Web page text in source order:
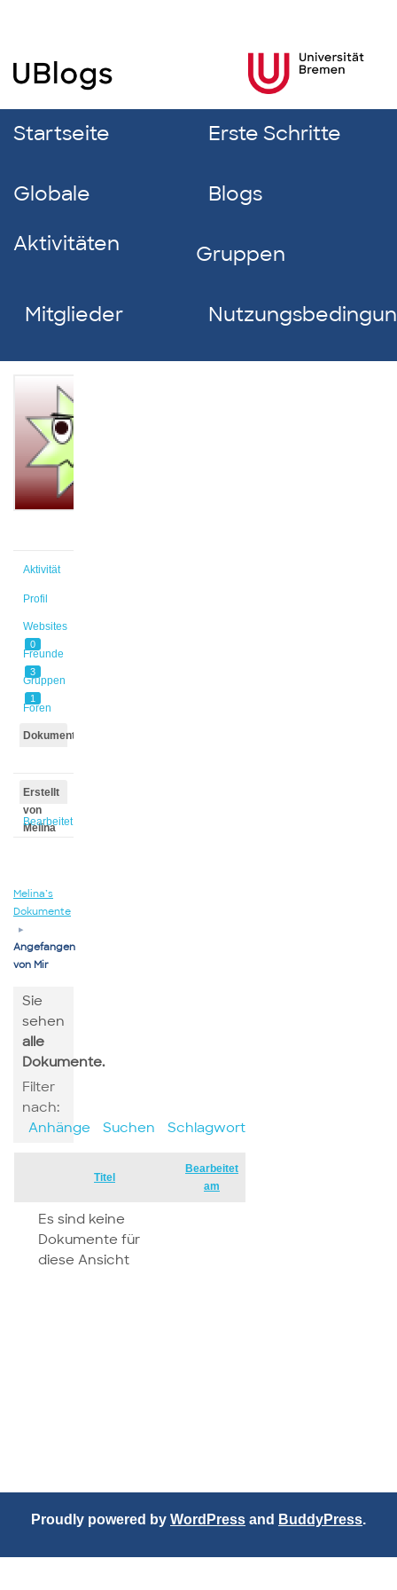
Startseite Erste Schritte
Globale
Aktivitäten
Blogs
Gruppen
Mitglieder
Aktivität
Profil
Websites
0
Freunde
3
Gruppen
1
Foren
Dokumente
Erstellt
von
Melina
Bearbeitet
Melina’s
Dokumente
▸
Angefangen
von Mir
Sie
sehen
alle
Dokumente.
Filter
nach:
Anhänge
Suchen Schlagwort
Titel
Bearbeitet
am
Es sind keine
Dokumente für
diese Ansicht
Proudly powered by WordPress and BuddyPress.